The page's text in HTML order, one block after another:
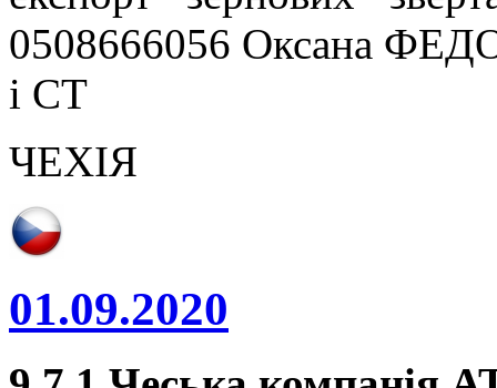
0508666056 Оксана
і СТ
ЧЕХІЯ
01.09.2020